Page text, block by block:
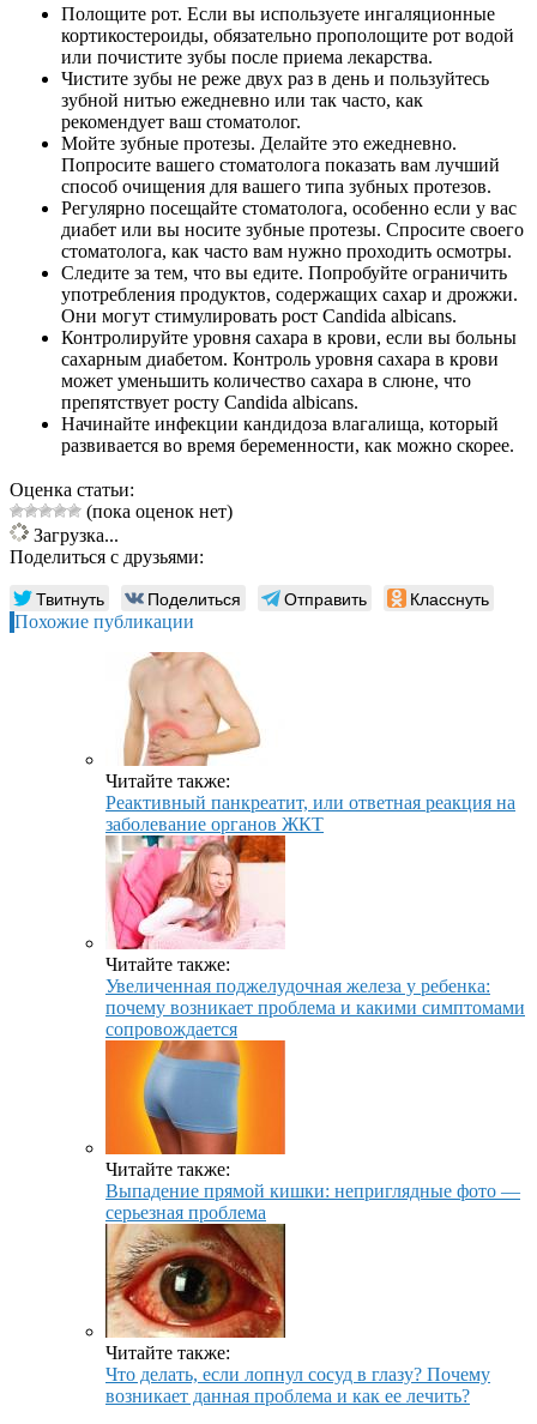
Полощите рот. Если вы используете ингаляционные
кортикостероиды, обязательно прополощите рот водой
или почистите зубы после приема лекарства.
Чистите зубы не реже двух раз в день и пользуйтесь
зубной нитью ежедневно или так часто, как
рекомендует ваш стоматолог.
Мойте зубные протезы. Делайте это ежедневно.
Попросите вашего стоматолога показать вам лучший
способ очищения для вашего типа зубных протезов.
Регулярно посещайте стоматолога, особенно если у вас
диабет или вы носите зубные протезы. Спросите своего
стоматолога, как часто вам нужно проходить осмотры.
Следите за тем, что вы едите. Попробуйте ограничить
употребления продуктов, содержащих сахар и дрожжи.
Они могут стимулировать рост Candida albicans.
Контролируйте уровня сахара в крови, если вы больны
сахарным диабетом. Контроль уровня сахара в крови
может уменьшить количество сахара в слюне, что
препятствует росту Candida albicans.
Начинайте инфекции кандидоза влагалища, который
развивается во время беременности, как можно скорее.
Оценка статьи:
(пока оценок нет)
Загрузка...
Поделиться с друзьями:
Твитнуть Поделиться Отправить Класснуть
Похожие публикации
Читайте также:
Реактивный панкреатит, или ответная реакция на
заболевание органов ЖКТ
Читайте также:
Увеличенная поджелудочная железа у ребенка:
почему возникает проблема и какими симптомами
сопровождается
Читайте также:
Выпадение прямой кишки: неприглядные фото —
серьезная проблема
Читайте также:
Что делать, если лопнул сосуд в глазу? Почему
возникает данная проблема и как ее лечить?